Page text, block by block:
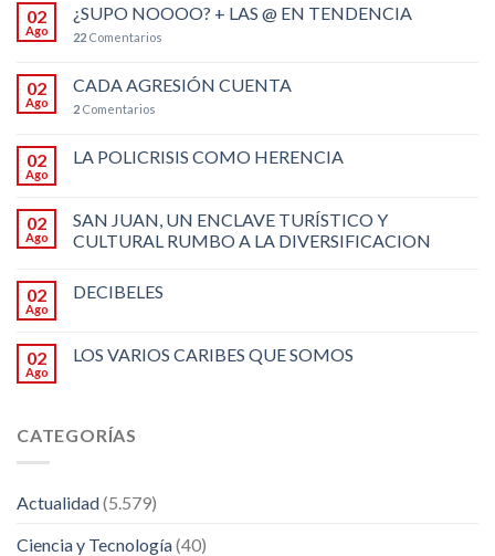
02
Ago
¿SUPO NOOOO? + LAS @ EN TENDENCIA
22 Comentarios
02
Ago
CADA AGRESIÓN CUENTA
2 Comentarios
02
Ago
LA POLICRISIS COMO HERENCIA
02
Ago
SAN JUAN, UN ENCLAVE TURÍSTICO Y
CULTURAL RUMBO A LA DIVERSIFICACION
02
Ago
DECIBELES
02
Ago
LOS VARIOS CARIBES QUE SOMOS
CATEGORÍAS
Actualidad(5.579)
Ciencia y Tecnología(40)